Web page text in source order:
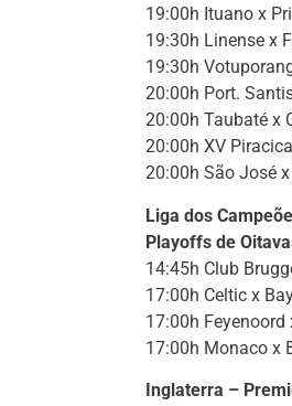
19:00h Ituano x
19:30h Linense x
19:30h
20:00h Port.
20:00h Taubaté x
20:00h XV
20:00h São José
Liga dos
Playoffs de
14:45h Club
17:00h Celtic x
17:00h Feyenoord
17:00h Monaco x
Inglaterra –